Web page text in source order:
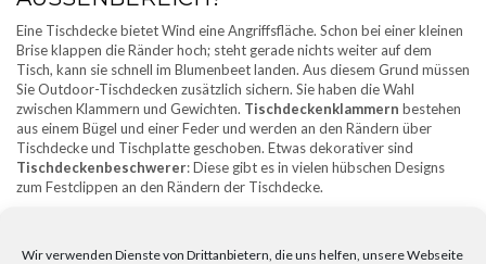
Wir verwenden Dienste von Drittanbietern, die uns helfen, unsere Webseite
Eine Tischdecke bietet Wind eine Angriffsfläche. Schon bei einer kleinen
Brise klappen die Ränder hoch; steht gerade nichts weiter auf dem
Tisch, kann sie schnell im Blumenbeet landen. Aus diesem Grund müssen
Sie Outdoor-Tischdecken zusätzlich sichern. Sie haben die Wahl
zwischen Klammern und Gewichten. Tischdeckenklammern bestehen
aus einem Bügel und einer Feder und werden an den Rändern über
Tischdecke und Tischplatte geschoben. Etwas dekorativer sind
Tischdeckenbeschwerer: Diese gibt es in vielen hübschen Designs
zum Festclippen an den Rändern der Tischdecke.